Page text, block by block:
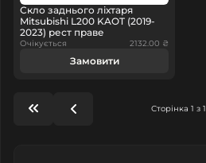
Скло заднього ліхтаря
Mitsubishi L200 KAOT (2019-
2023) рест праве
Очікується 2132.00 ₴
Замовити
Сторінка 1 з 1